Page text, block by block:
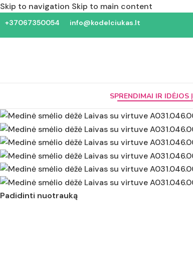
Skip to navigation Skip to main content
+37067350054 info@kodelciukas.lt
SPRENDIMAI IR IDĖJOS
Padidinti nuotrauką